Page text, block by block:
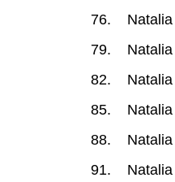
Natalia
Natalia
Natalia
Natalia
Natalia
Natalia